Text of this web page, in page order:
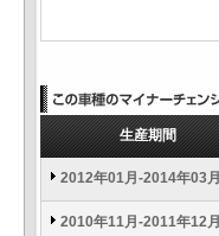
生産期間
2012年01月-2014年03月
2010年11月-2011年12月